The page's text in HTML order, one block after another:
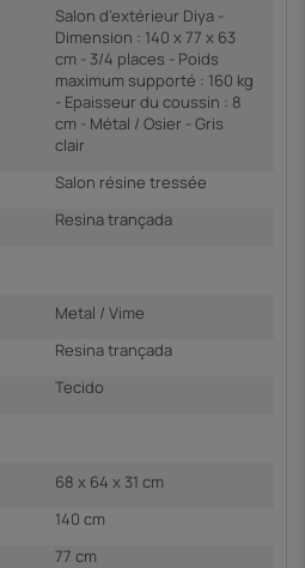
Salon d'extérieur Diya -
Dimension : 140 x 77 x 63
cm - 3/4 places - Poids
maximum supporté : 160 kg
- Epaisseur du coussin : 8
cm - Métal / Osier - Gris
clair
Salon résine tressée
Resina trançada
Metal / Vime
Resina trançada
Tecido
68 x 64 x 31 cm
140 cm
77 cm